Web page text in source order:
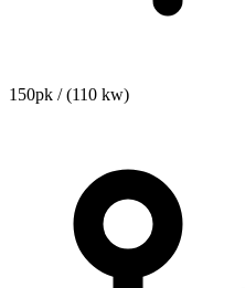
150pk / (110 kw)